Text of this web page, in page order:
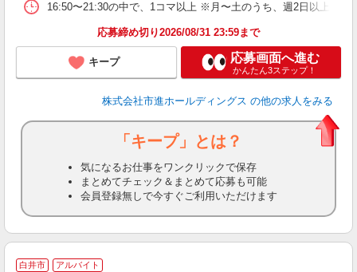
16:50〜21:30の中で、1コマ以上 ※月〜土のうち、週2日以上
応募締め切り2026/08/31 23:59まで
キープ 応募画面へ進む
かんたん3ステップ！
株式会社市進ホールディングス の他の求人をみる
「キープ」とは？
気になるお仕事をワンクリックで保存
まとめてチェック＆まとめて応募も可能
会員登録無しで今すぐご利用いただけます
白井市 アルバイト